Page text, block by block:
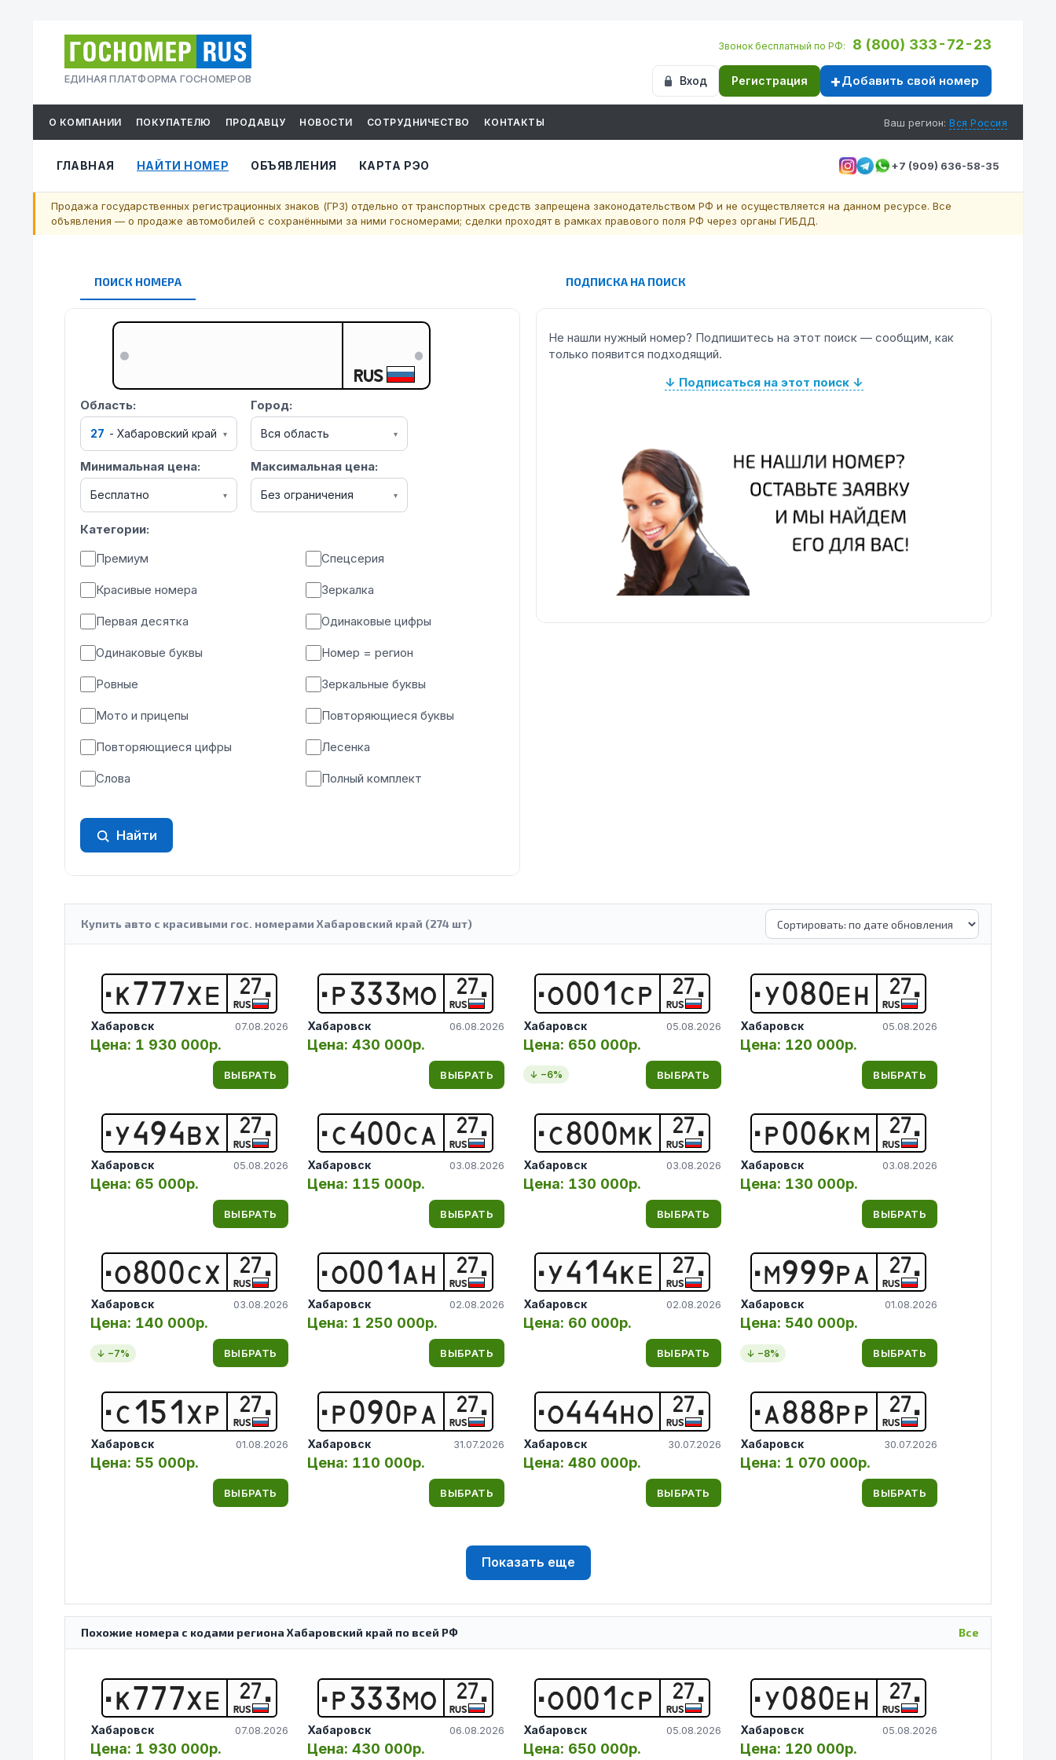
ЕДИНАЯ ПЛАТФОРМА ГОСНОМЕРОВ
Звонок бесплатный по РФ: 8 (800) 333-72-23
Вход Регистрация Добавить свой номер
О КОМПАНИИ ПОКУПАТЕЛЮ ПРОДАВЦУ НОВОСТИ СОТРУДНИЧЕСТВО КОНТАКТЫ Ваш регион: Вся Россия
ГЛАВНАЯ НАЙТИ НОМЕР ОБЪЯВЛЕНИЯ КАРТА РЭО +7 (909) 636-58-35
Продажа государственных регистрационных знаков (ГРЗ) отдельно от транспортных средств запрещена законодательством РФ и не осуществляется на данном ресурсе. Все
объявления — о продаже автомобилей с сохранёнными за ними госномерами; сделки проходят в рамках правового поля РФ через органы ГИБДД.
ПОИСК НОМЕРА
RUS
Область:
27 - Хабаровский край ▾
Город:
Вся область ▾
Минимальная цена:
Бесплатно ▾
Максимальная цена:
Без ограничения ▾
Категории:
Премиум
Спецсерия
Красивые номера Зеркалка
Первая десятка Одинаковые цифры
Одинаковые буквы Номер = регион
Ровные Зеркальные буквы
Мото и прицепы Повторяющиеся буквы
Повторяющиеся цифры Лесенка
Слова Полный комплект
Найти
ПОДПИСКА НА ПОИСК
Не нашли нужный номер? Подпишитесь на этот поиск — сообщим, как
только появится подходящий.
↓ Подписаться на этот поиск ↓
Купить авто с красивыми гос. номерами Хабаровский край (274 шт)
К777ХЕ 27
RUS
Хабаровск 07.08.2026
Цена: 1 930 000р.
ВЫБРАТЬ
У494ВХ 27
RUS
Хабаровск 05.08.2026
Цена: 65 000р.
ВЫБРАТЬ
О800СХ 27
RUS
Хабаровск 03.08.2026
Цена: 140 000р.
↓ −7% ВЫБРАТЬ
С 1 51 ХР 27
RUS
Хабаровск 01.08.2026
Цена: 55 000р.
ВЫБРАТЬ
Р 333МО 27
RUS
Хабаровск 06.08.2026
Цена: 430 000р.
ВЫБРАТЬ
С400С А 27
RUS
Хабаровск 03.08.2026
Цена: 115 000р.
ВЫБРАТЬ
О001 А Н 27
RUS
Хабаровск 02.08.2026
Цена: 1 250 000р.
ВЫБРАТЬ
Р090Р А 27
RUS
Хабаровск 31.07.2026
Цена: 110 000р.
ВЫБРАТЬ
О001 СР 27
RUS
Хабаровск 05.08.2026
Цена: 650 000р.
↓ −6% ВЫБРАТЬ
С800МК 27
RUS
Хабаровск 03.08.2026
Цена: 130 000р.
ВЫБРАТЬ
У41 4К Е 27
RUS
Хабаровск 02.08.2026
Цена: 60 000р.
ВЫБРАТЬ
О444НО 27
RUS
Хабаровск 30.07.2026
Цена: 480 000р.
ВЫБРАТЬ
У080ЕН 27
RUS
Хабаровск 05.08.2026
Цена: 120 000р.
ВЫБРАТЬ
Р006КМ 27
RUS
Хабаровск 03.08.2026
Цена: 130 000р.
ВЫБРАТЬ
М999Р А 27
RUS
Хабаровск 01.08.2026
Цена: 540 000р.
↓ −8% ВЫБРАТЬ
А 888Р Р 27
RUS
Хабаровск 30.07.2026
Цена: 1 070 000р.
ВЫБРАТЬ
Показать еще
Все
Похожие номера с кодами региона Хабаровский край по всей РФ
К777ХЕ 27
RUS
Хабаровск 07.08.2026
Цена: 1 930 000р.
Р 333МО 27
RUS
Хабаровск 06.08.2026
Цена: 430 000р.
О001 СР 27
RUS
Хабаровск 05.08.2026
Цена: 650 000р.
У080ЕН 27
RUS
Хабаровск 05.08.2026
Цена: 120 000р.